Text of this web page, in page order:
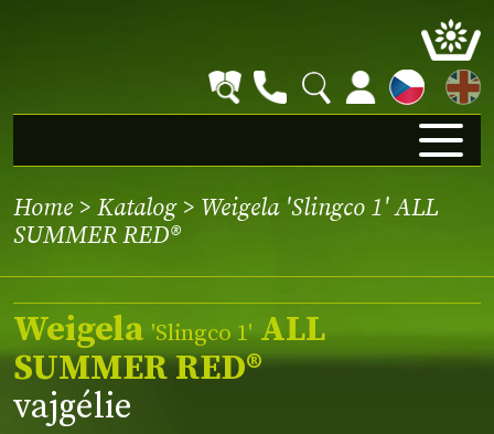
EN
Home > Katalog> Weigela 'Slingco 1' ALL
SUMMER RED®
Weigela 'Slingco 1' ALL
SUMMER RED®
vajgélie